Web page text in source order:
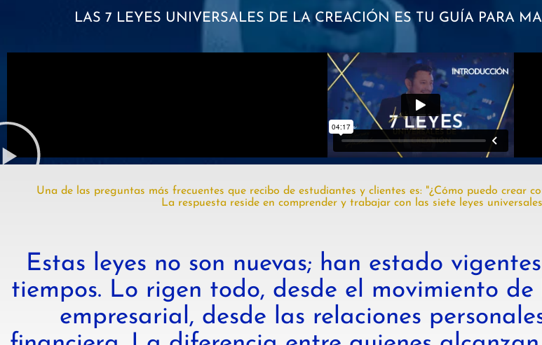
LAS 7 LEYES​ UNIVERSALES DE LA CREACIÓN ES TU GUÍA PARA
Una de las preguntas más frecuentes que recibo de estudiantes y clientes es: "¿Cómo puedo crear
La respuesta reside en comprender y trabajar con las siete leyes
Estas leyes no son nuevas; han estado
tiempos. Lo rigen todo, desde el movimiento
empresarial, desde las relaciones